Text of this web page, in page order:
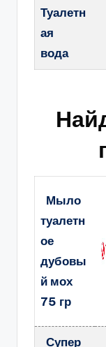
Туалетн
ая
вода
Мыло
туалетн
ое
дубовы
й мох
75 гр
Супер